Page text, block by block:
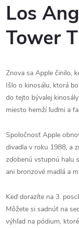
Los
Tower
Znova sa Apple činilo,
Išlo o kinosálu, ktorá
do tejto bývalej
miesto hemží ľuďmi a
Spoločnosť Apple
divadla v roku 1988, a
zdobenú vstupnú halu
ani bronzové madlá a
Keď dorazíte na 3.
Môžete si sadnúť na
výhľad na pódium,